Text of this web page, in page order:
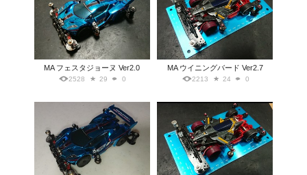
MA フェスタジョーヌ Ver2.0
2528 29 0
MA ウイニングバード Ver2.7
2213 24 0